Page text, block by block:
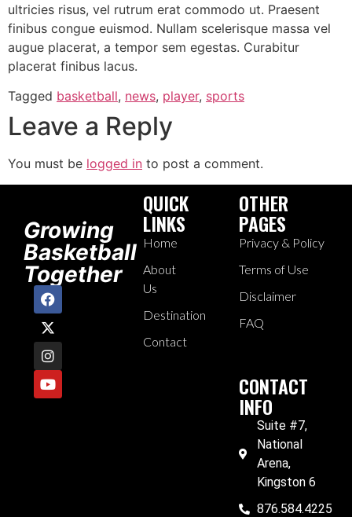
ultricies risus, vel rutrum erat commodo ut. Praesent
finibus congue euismod. Nullam scelerisque massa vel
augue placerat, a tempor sem egestas. Curabitur
placerat finibus lacus.
Tagged basketball, news, player, sports
Leave a Reply
You must be logged in to post a comment.
Growing
Basketball
Together
QUICK
LINKS
Home
About
Us
Destination
Contact
OTHER
PAGES
Privacy & Policy
Terms of Use
Disclaimer
FAQ
CONTACT
INFO
Suite #7,
National
Arena,
Kingston 6
876.584.4225